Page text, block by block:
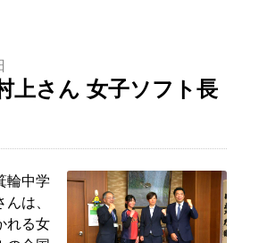
上さん 女子ソフト長
輪中学
んは、
れる女